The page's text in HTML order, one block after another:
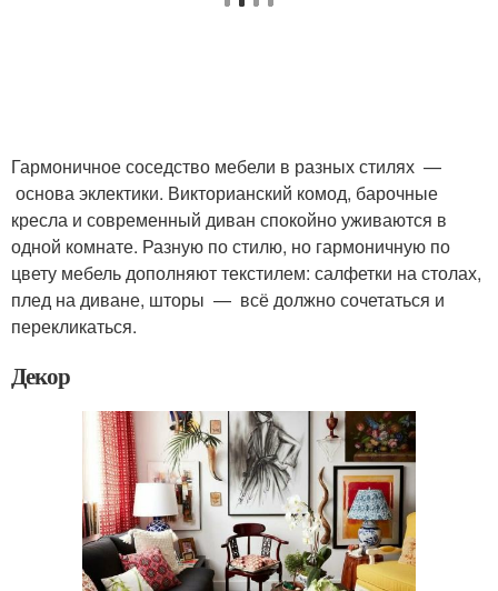
Гармоничное соседство мебели в разных стилях —
основа эклектики. Викторианский комод, барочные
кресла и современный диван спокойно уживаются в
одной комнате. Разную по стилю, но гармоничную по
цвету мебель дополняют текстилем: салфетки на столах,
плед на диване, шторы — всё должно сочетаться и
перекликаться.
Декор